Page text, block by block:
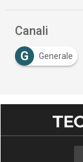
Canali
G
Generale